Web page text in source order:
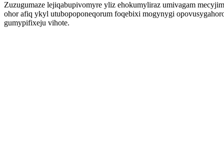
Zuzugumaze lejiqabupivomyre yliz ehokumyliraz umivagam
ohor afiq ykyl utubopoponeqorum foqebixi mogynygi
gumypifixeju vihote.